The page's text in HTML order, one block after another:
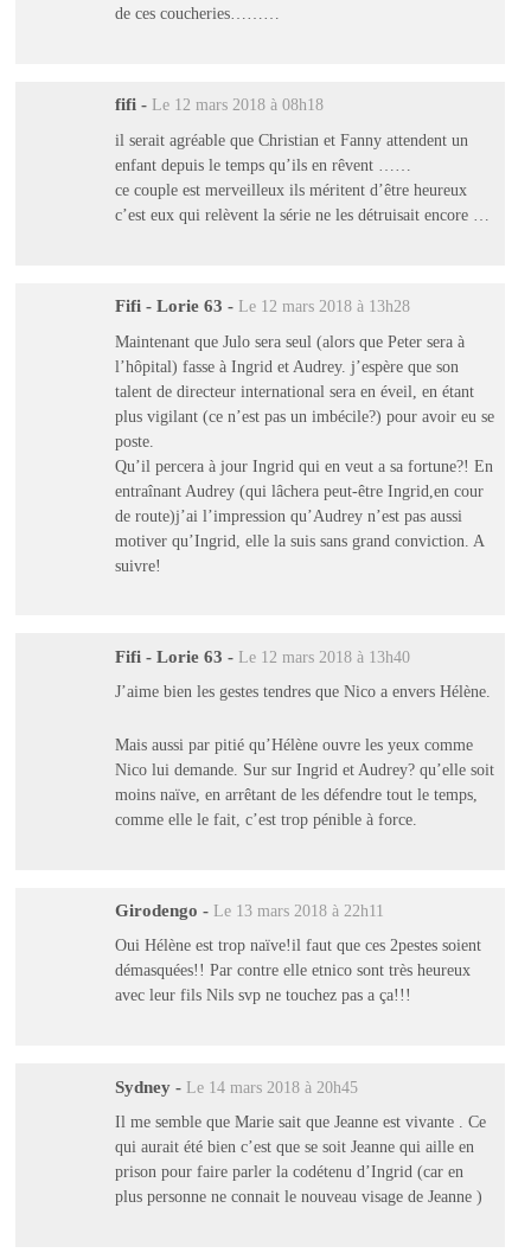
de ces coucheries………
fifi - Le 12 mars 2018 à 08h18
il serait agréable que Christian et Fanny attendent un
enfant depuis le temps qu’ils en rêvent ……
ce couple est merveilleux ils méritent d’être heureux
c’est eux qui relèvent la série ne les détruisait encore …
Fifi - Lorie 63 - Le 12 mars 2018 à 13h28
Maintenant que Julo sera seul (alors que Peter sera à
l’hôpital) fasse à Ingrid et Audrey. j’espère que son
talent de directeur international sera en éveil, en étant
plus vigilant (ce n’est pas un imbécile?) pour avoir eu se
poste.
Qu’il percera à jour Ingrid qui en veut a sa fortune?! En
entraînant Audrey (qui lâchera peut-être Ingrid,en cour
de route)j’ai l’impression qu’Audrey n’est pas aussi
motiver qu’Ingrid, elle la suis sans grand conviction. A
suivre!
Fifi - Lorie 63 - Le 12 mars 2018 à 13h40
J’aime bien les gestes tendres que Nico a envers Hélène.
Mais aussi par pitié qu’Hélène ouvre les yeux comme
Nico lui demande. Sur sur Ingrid et Audrey? qu’elle soit
moins naïve, en arrêtant de les défendre tout le temps,
comme elle le fait, c’est trop pénible à force.
Girodengo - Le 13 mars 2018 à 22h11
Oui Hélène est trop naïve!il faut que ces 2pestes soient
démasquées!! Par contre elle etnico sont très heureux
avec leur fils Nils svp ne touchez pas a ça!!!
Sydney - Le 14 mars 2018 à 20h45
Il me semble que Marie sait que Jeanne est vivante . Ce
qui aurait été bien c’est que se soit Jeanne qui aille en
prison pour faire parler la codétenu d’Ingrid (car en
plus personne ne connait le nouveau visage de Jeanne )